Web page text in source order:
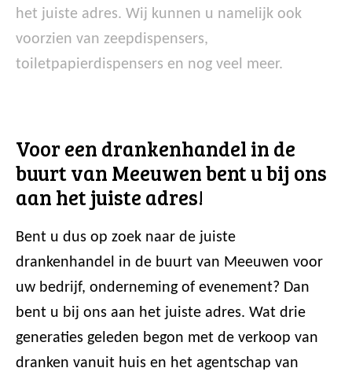
het juiste adres. Wij kunnen u namelijk ook
voorzien van zeepdispensers,
toiletpapierdispensers en nog veel meer.
Voor een drankenhandel in de
buurt van Meeuwen bent u bij ons
aan het juiste adres!
Bent u dus op zoek naar de juiste
drankenhandel in de buurt van Meeuwen voor
uw bedrijf, onderneming of evenement? Dan
bent u bij ons aan het juiste adres. Wat drie
generaties geleden begon met de verkoop van
dranken vanuit huis en het agentschap van